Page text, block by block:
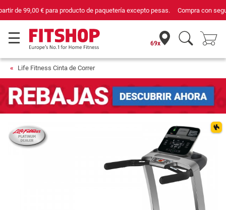
Compra con seguridad en Fitshop, comercio con sello de Confianza Online.
69x
Life Fitness Cinta de Correr